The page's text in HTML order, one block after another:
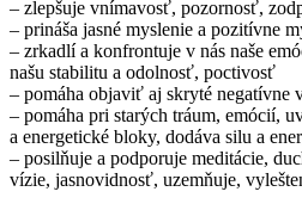
– zlepšuje vnímavosť, pozornosť,
– prináša jasné myslenie a pozitívne
– zrkadlí a konfrontuje v nás naše
našu stabilitu a odolnosť, poctivosť
– pomáha objaviť aj skryté negatívne
– pomáha pri starých tráum, emócií,
a energetické bloky, dodáva silu a
– posilňuje a podporuje meditácie,
vízie, jasnovidnosť, uzemňuje,